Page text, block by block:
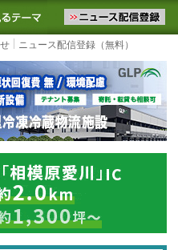
お届けします。物流ニュ
りに追加 よく見るテーマ
ニュース配信登録（無料）